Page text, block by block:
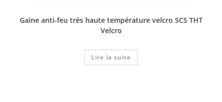
produit
Gaine anti-feu très haute température velcro SCS THT
Velcro
Lire la suite